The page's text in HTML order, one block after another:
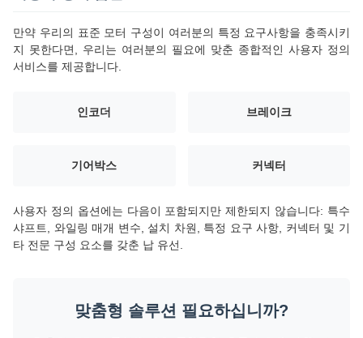
만약 우리의 표준 모터 구성이 여러분의 특정 요구사항을 충족시키
지 못한다면, 우리는 여러분의 필요에 맞춘 종합적인 사용자 정의
서비스를 제공합니다.
인코더 브레이크
기어박스 커넥터
사용자 정의 옵션에는 다음이 포함되지만 제한되지 않습니다: 특수
샤프트, 와일링 매개 변수, 설치 차원, 특정 요구 사항, 커넥터 및 기
타 전문 구성 요소를 갖춘 납 유선.
맞춤형 솔루션 필요하십니까?